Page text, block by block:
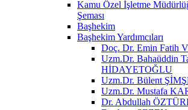
Kamu Özel İşletme
Şeması
Başhekim
Başhekim Yardımcıları
Doç. Dr. Emin Fatih
Uzm.Dr. Bahaüddin
HİDAYETOĞLU
Uzm.Dr. Bülent
Uzm.Dr. Mustafa
Dr. Abdullah